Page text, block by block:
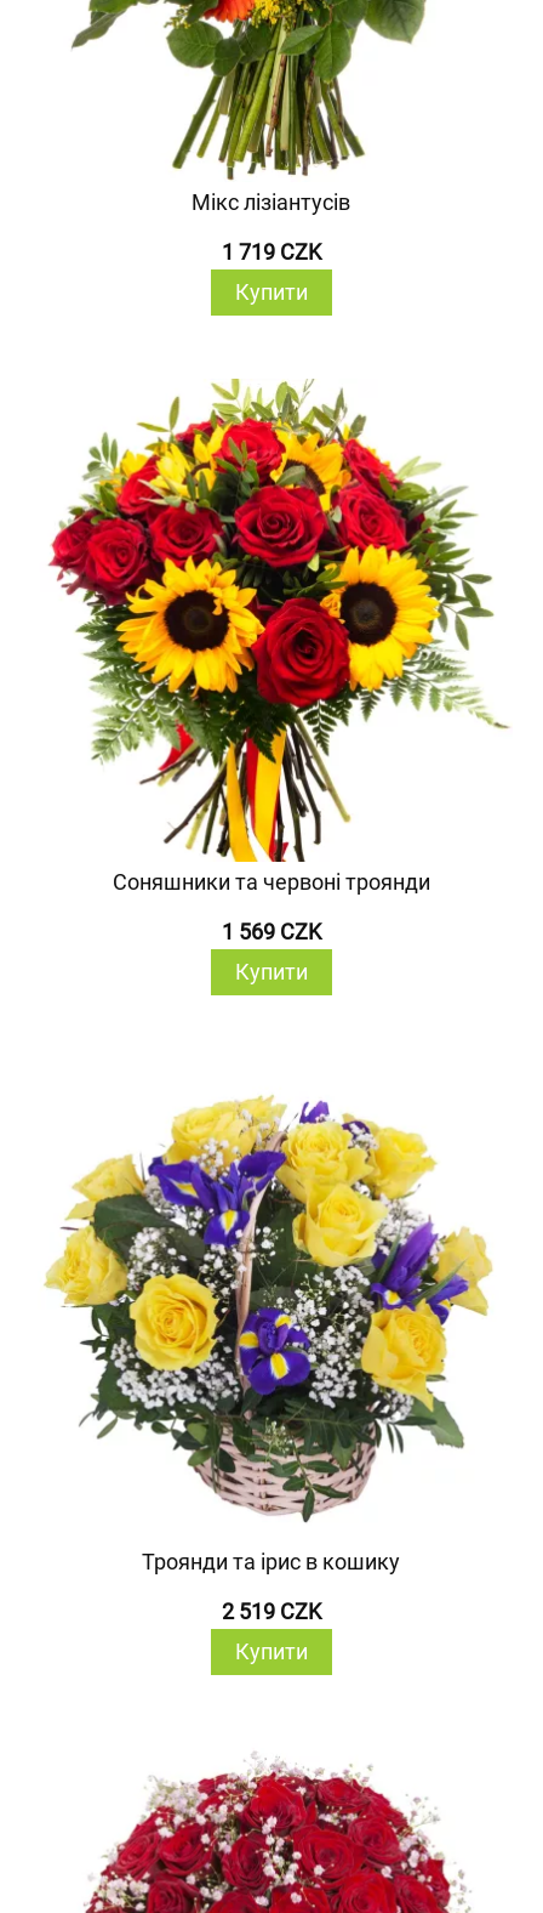
Мікс лізіантусів
1 719 CZK
Купити
Соняшники та червоні троянди
1 569 CZK
Купити
Троянди та ірис в кошику
2 519 CZK
Купити